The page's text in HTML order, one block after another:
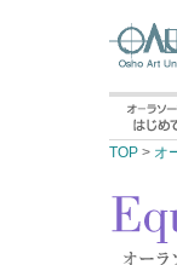
TOP > オ